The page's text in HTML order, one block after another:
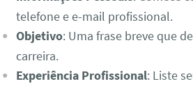
telefone e e-mail profissional.
Objetivo: Uma frase breve que
carreira.
Experiência Profissional: Liste